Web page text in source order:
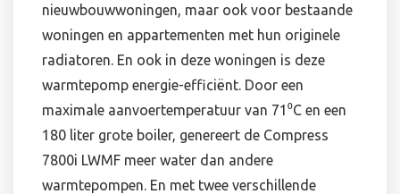
nieuwbouwwoningen, maar ook voor bestaande
woningen en appartementen met hun originele
radiatoren. En ook in deze woningen is deze
warmtepomp energie-efficiënt. Door een
maximale aanvoertemperatuur van 71⁰C en een
180 liter grote boiler, genereert de Compress
7800i LWMF meer water dan andere
warmtepompen. En met twee verschillende